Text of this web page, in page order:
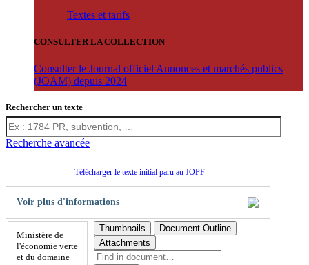
Textes et tarifs
CONSULTER LA COLLECTION
Consulter le Journal officiel Annonces et marchés publics
(JOAM) depuis 2024
Rechercher un texte
Recherche avancée
Télécharger le texte initial paru au JOPF
Voir plus d'informations
Ministère de
l'économie verte
et du domaine
Thumbnails
Document Outline
Attachments